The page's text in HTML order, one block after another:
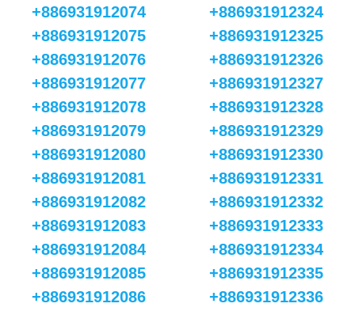
+886931912074
+886931912075
+886931912076
+886931912077
+886931912078
+886931912079
+886931912080
+886931912081
+886931912082
+886931912083
+886931912084
+886931912085
+886931912086
+886931912324
+886931912325
+886931912326
+886931912327
+886931912328
+886931912329
+886931912330
+886931912331
+886931912332
+886931912333
+886931912334
+886931912335
+886931912336